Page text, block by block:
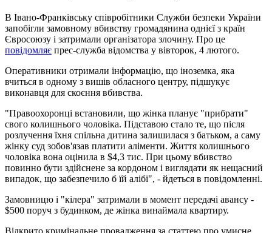
В Івано-Франківську співробітники Служби безпеки України
запобігли замовному вбивству громадянина однієї з країн
Євросоюзу і затримали організатора злочину. Про це
повідомляє прес-служба відомства у вівторок, 4 лютого.
Оперативники отримали інформацію, що іноземка, яка
вчиться в одному з вишів обласного центру, підшукує
виконавця для скоєння вбивства.
"Правоохоронці встановили, що жінка планує "прибрати"
свого колишнього чоловіка. Підставою стало те, що після
розлучення їхня спільна дитина залишилася з батьком, а саму
жінку суд зобов'язав платити аліменти. Життя колишнього
чоловіка вона оцінила в $4,3 тис. При цьому вбивство
повинно бути здійснене за кордоном і виглядати як нещасний
випадок, що забезпечило б їй алібі", - йдеться в повідомленні.
Замовницю і "кілера" затримали в момент передачі авансу -
$500 поруч з будинком, де жінка винаймала квартиру.
Відкрито кримінальне провадження за статтею про умисне